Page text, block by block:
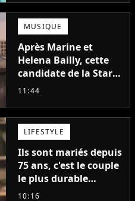
fiction vieille de 40
ans
MUSIQUE
Après Marine et
Helena Bailly, cette
candidate de la Star
Academy adorée du
premier album, "C'est
tellement puissant"
11:44
LIFESTYLE
Ils sont mariés depuis
75 ans, c'est le couple
le plus durable
d'Hollywood : "Nous
10:16